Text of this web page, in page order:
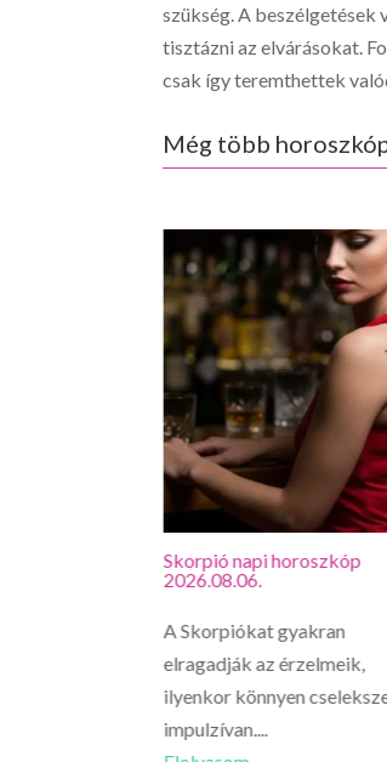
szükség. A beszélgetések
tisztázni az elvárásokat.
csak így teremthettek
Még több
Skorpió napi horoszkóp
2026.08.06.
A Skorpiókat gyakran
elragadják az érzelmeik,
ilyenkor könnyen
impulzívan....